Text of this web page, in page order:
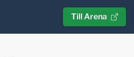
Till Arena